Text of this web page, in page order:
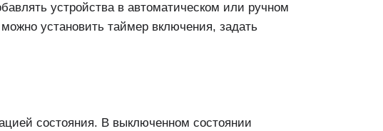
устройства в автоматическом или ручном
установить таймер включения, задать
состояния. В выключенном состоянии